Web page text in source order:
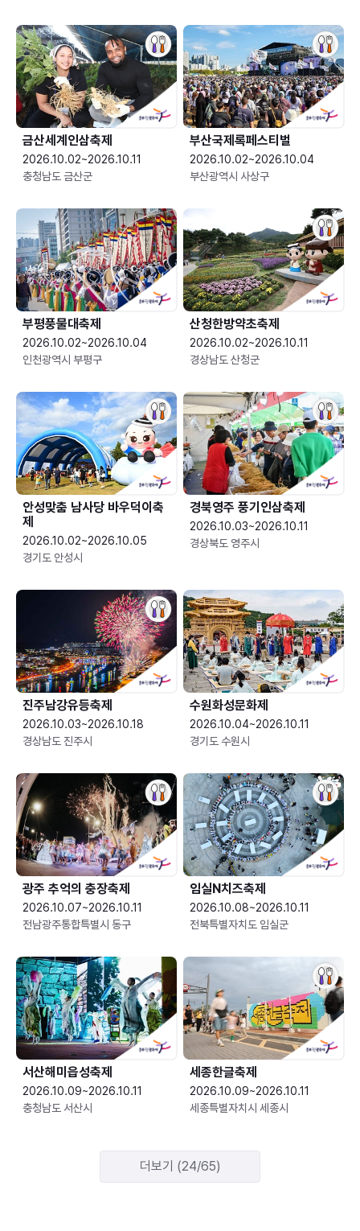
금산세계인삼축제
2026.10.02~2026.10.11
충청남도 금산군
부산국제록페스티벌
2026.10.02~2026.10.04
부산광역시 사상구
부평풍물대축제
2026.10.02~2026.10.04
인천광역시 부평구
산청한방약초축제
2026.10.02~2026.10.11
경상남도 산청군
안성맞춤 남사당 바우덕이축
제
2026.10.02~2026.10.05
경기도 안성시
경북영주 풍기인삼축제
2026.10.03~2026.10.11
경상북도 영주시
진주남강유등축제
2026.10.03~2026.10.18
경상남도 진주시
수원화성문화제
2026.10.04~2026.10.11
경기도 수원시
광주 추억의 충장축제
2026.10.07~2026.10.11
전남광주통합특별시 동구
임실N치즈축제
2026.10.08~2026.10.11
전북특별자치도 임실군
서산해미읍성축제
2026.10.09~2026.10.11
충청남도 서산시
세종한글축제
2026.10.09~2026.10.11
세종특별자치시 세종시
더보기 (24/65)